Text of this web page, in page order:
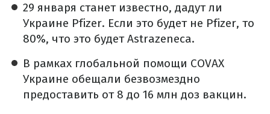
29 января станет известно, дадут ли
Украине Pfizer. Если это будет не Pfizer, то
80%, что это будет Astrazeneca.
В рамках глобальной помощи COVAX
Украине обещали безвозмездно
предоставить от 8 до 16 млн доз вакцин.